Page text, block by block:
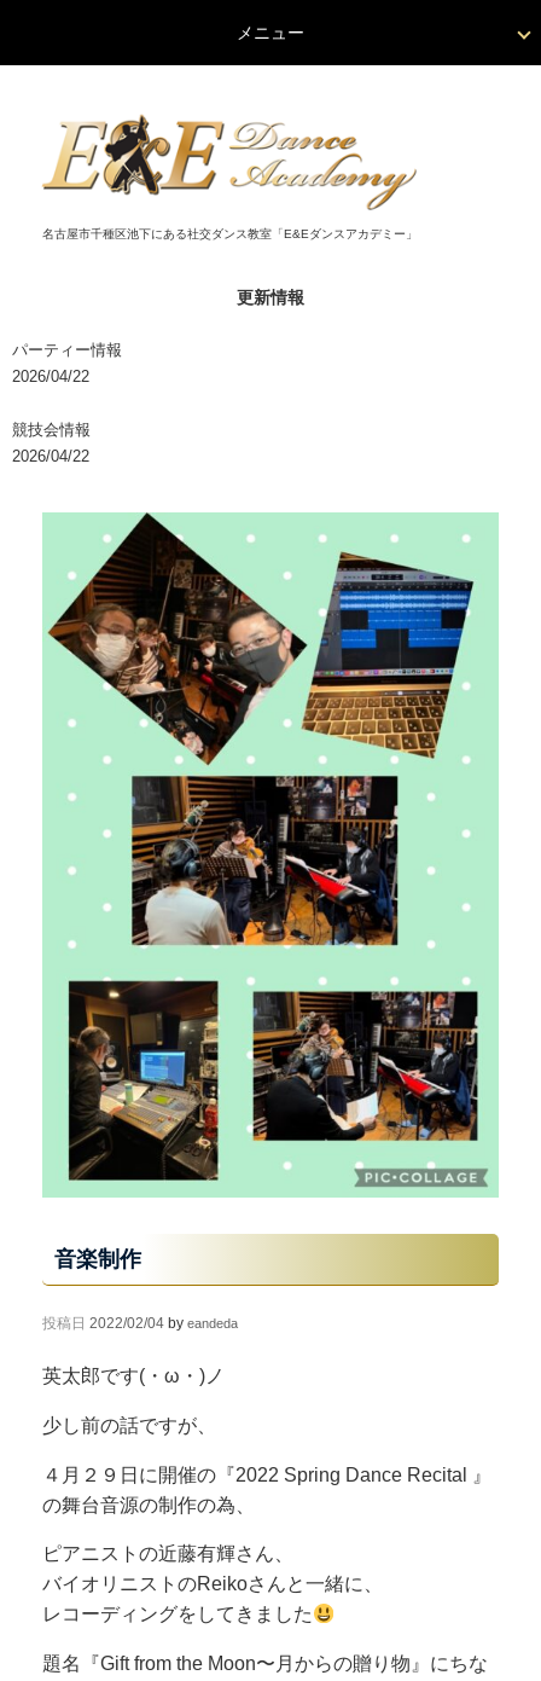
名古屋市千種区池下にある社交ダンス教室「E&Eダンスアカデミー」
更新情報
パーティー情報
2026/04/22
競技会情報
2026/04/22
メニュー
音楽制作
投稿日 2022/02/04 by eandeda
英太郎です(・ω・)ノ
少し前の話ですが、
４月２９日に開催の『2022 Spring Dance Recital 』
の舞台音源の制作の為、
ピアニストの近藤有輝さん、
バイオリニストのReikoさんと一緒に、
レコーディングをしてきました
題名『Gift from the Moon〜月からの贈り物』にちな